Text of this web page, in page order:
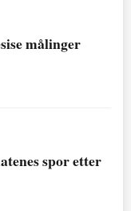
målinger
spor etter